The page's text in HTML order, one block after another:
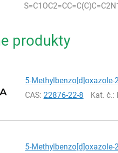
produkty
5-
CAS:22876-22-8 Kat. č.:
5-Methylbenzo[d]oxazole-